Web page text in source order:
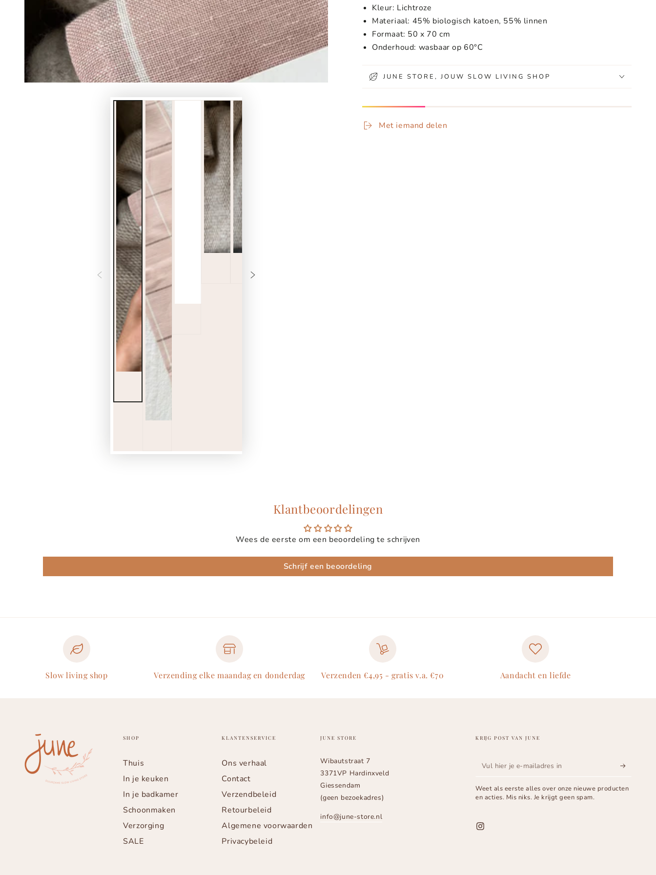
Kleur: Lichtroze
Materiaal: 45% biologisch katoen, 55% linnen
Formaat: 50 x 70 cm
Onderhoud: wasbaar op 60°C
JUNE STORE, JOUW SLOW LIVING SHOP
Met iemand delen
Klantbeoordelingen
Wees de eerste om een beoordeling te schrijven
Schrijf een beoordeling
Slow living shop Verzending elke maandag en donderdag Verzenden €4,95 - gratis v.a. €70 Aandacht en liefde
SHOP
Thuis
In je keuken
In je badkamer
Schoonmaken
Verzorging
SALE
KLANTENSERVICE
Ons verhaal
Contact
Verzendbeleid
Retourbeleid
Algemene voorwaarden
Privacybeleid
JUNE STORE
Wibautstraat 7
3371VP Hardinxveld
Giessendam
(geen bezoekadres)
info@june-store.nl
KRIJG POST VAN JUNE
Vul
je
mailadres
Weet als eerste alles over onze nieuwe producten
en acties. Mis niks. Je krijgt geen spam.
Instagram